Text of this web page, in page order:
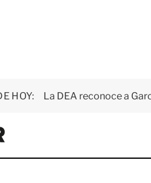
HOY: La DEA reconoce a
E
x
e